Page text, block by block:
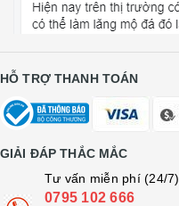
HỖ TRỢ THANH TOÁN
GIẢI ĐÁP THẮC MẮC
Tư vấn miễn phí (24/7)
0795 102 666